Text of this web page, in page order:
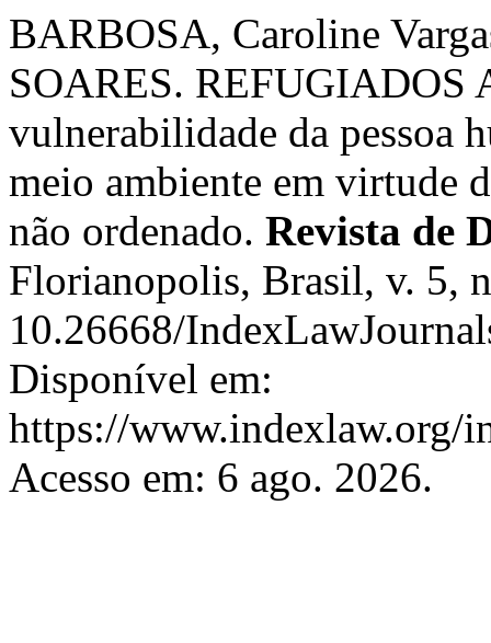
BARBOSA, Caroline
SOARES. REFUGIADOS
vulnerabilidade da pessoa
meio ambiente em virtude
não ordenado. Revista de
Florianopolis, Brasil, v. 5,
10.26668/
Disponível em:
https://www.indexlaw.org/
Acesso em: 6 ago. 2026.